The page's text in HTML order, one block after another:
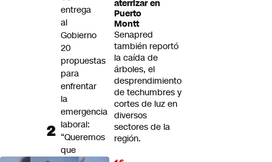
aterrizar en
Puerto
Montt
Senapred
también reportó
la caída de
árboles, el
desprendimiento
de techumbres y
cortes de luz en
diversos
sectores de la
región.
entrega
al
Gobierno
20
propuestas
para
enfrentar
la
emergencia
laboral:
“Queremos
que